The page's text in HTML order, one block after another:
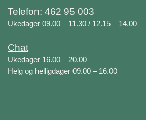
Telefon: 462 95 003
Ukedager 09.00 – 11.30 / 12.15 – 14.00
Chat
Ukedager 16.00 – 20.00
Helg og helligdager 09.00 – 16.00